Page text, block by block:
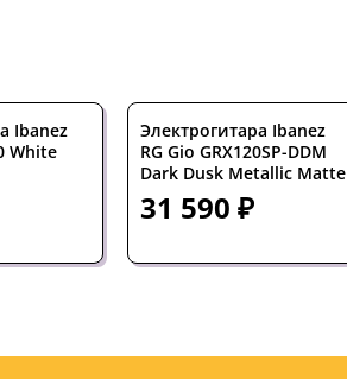
Ibanez
White
Электрогитара Ibanez
RG Gio GRX120SP-DDM
Dark Dusk Metallic Matte
31 590 ₽